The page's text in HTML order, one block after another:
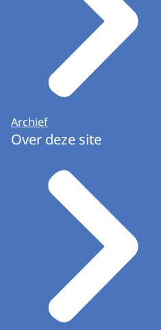
Archief
Over deze site